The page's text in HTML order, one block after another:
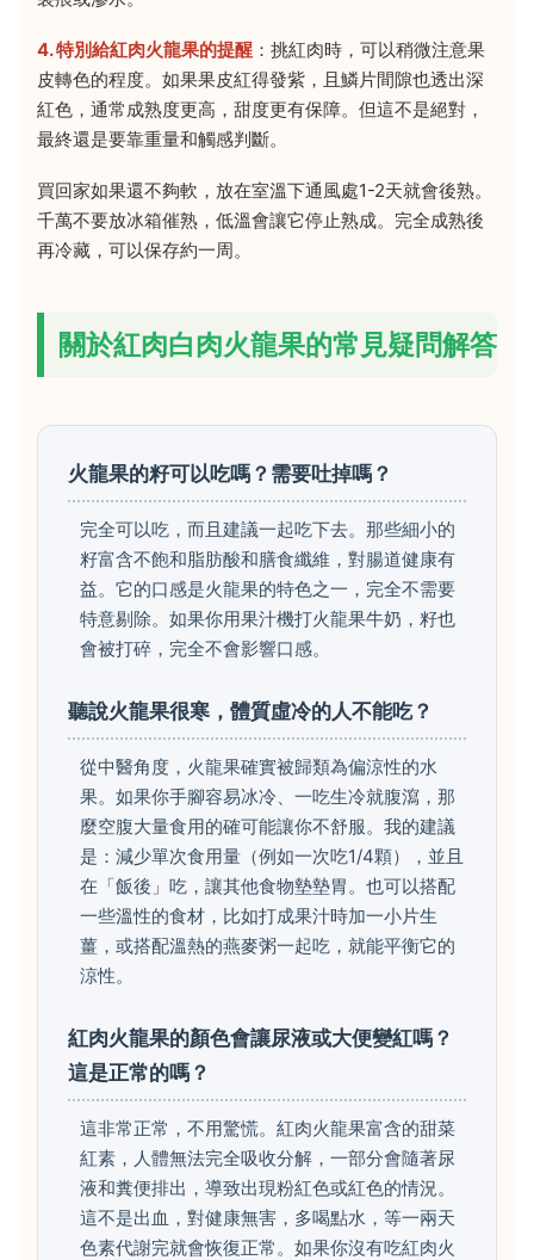
4. 特別給紅肉火龍果的提醒 ：挑紅肉時，可以稍微注意果
皮轉色的程度。如果果皮紅得發紫，且鱗片間隙也透出深
紅色，通常成熟度更高，甜度更有保障。但這不是絕對，
最終還是要靠重量和觸感判斷。
買回家如果還不夠軟，放在室溫下通風處1-2天就會後熟。
千萬不要放冰箱催熟，低溫會讓它停止熟成。完全成熟後
再冷藏，可以保存約一周。
關於紅肉白肉火龍果的常見疑問解答
火龍果的籽可以吃嗎？需要吐掉嗎？
完全可以吃，而且建議一起吃下去。那些細小的
籽富含不飽和脂肪酸和膳食纖維，對腸道健康有
益。它的口感是火龍果的特色之一，完全不需要
特意剔除。如果你用果汁機打火龍果牛奶，籽也
會被打碎，完全不會影響口感。
聽說火龍果很寒，體質虛冷的人不能吃？
從中醫角度，火龍果確實被歸類為偏涼性的水
果。如果你手腳容易冰冷、一吃生冷就腹瀉，那
麼空腹大量食用的確可能讓你不舒服。我的建議
是：減少單次食用量（例如一次吃1/4顆），並且
在「飯後」吃，讓其他食物墊墊胃。也可以搭配
一些溫性的食材，比如打成果汁時加一小片生
薑，或搭配溫熱的燕麥粥一起吃，就能平衡它的
涼性。
紅肉火龍果的顏色會讓尿液或大便變紅嗎？
這是正常的嗎？
這非常正常，不用驚慌。紅肉火龍果富含的甜菜
紅素，人體無法完全吸收分解，一部分會隨著尿
液和糞便排出，導致出現粉紅色或紅色的情況。
這不是出血，對健康無害，多喝點水，等一兩天
色素代謝完就會恢復正常。如果你沒有吃紅肉火